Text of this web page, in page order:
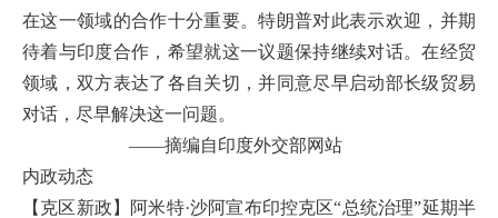
在这一领域的合作十分重要。特朗普对此表示欢迎，并期
待着与印度合作，希望就这一议题保持继续对话。在经贸
领域，双方表达了各自关切，并同意尽早启动部长级贸易
对话，尽早解决这一问题。
——摘编自印度外交部网站
内政动态
【克区新政】阿米特·沙阿宣布印控克区“总统治理”延期半